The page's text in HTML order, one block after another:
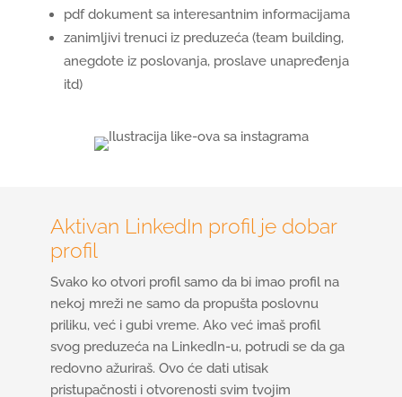
pdf dokument sa interesantnim informacijama
zanimljivi trenuci iz preduzeća (team building,
anegdote iz poslovanja, proslave unapređenja
itd)
Aktivan LinkedIn profil je dobar
profil
Svako ko otvori profil samo da bi imao profil na
nekoj mreži ne samo da propušta poslovnu
priliku, već i gubi vreme. Ako već imaš profil
svog preduzeća na LinkedIn-u, potrudi se da ga
redovno ažuriraš. Ovo će dati utisak
pristupačnosti i otvorenosti svim tvojim